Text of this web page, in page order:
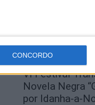
CONCORDO
VI Festival
Novela Negra
por Idanha-a-